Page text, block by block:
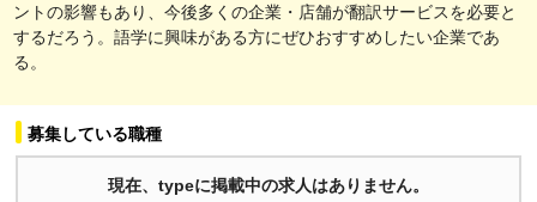
ントの影響もあり、今後多くの企業・店舗が翻訳サービスを必要と
するだろう。語学に興味がある方にぜひおすすめしたい企業であ
る。
募集している職種
現在、typeに掲載中の求人はありません。